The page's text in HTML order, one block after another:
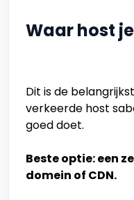
Waar host
Dit is de
verkeerde host
goed doet.
Beste optie: een
domein of CDN.